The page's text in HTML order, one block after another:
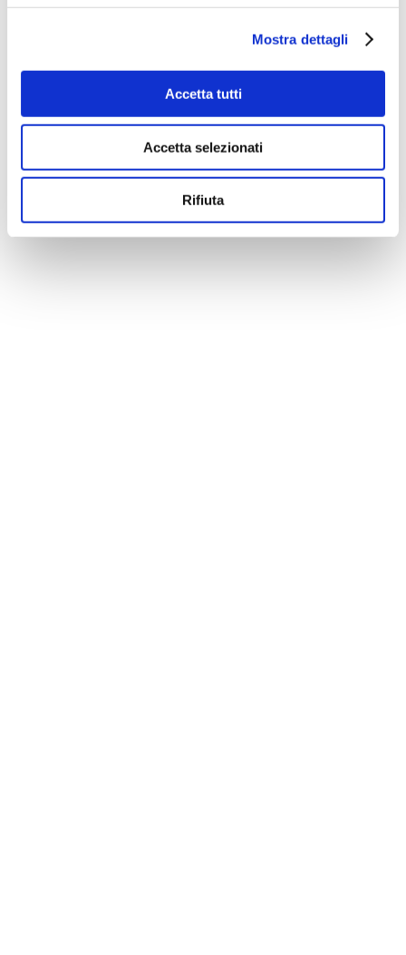
Mostra dettagli
Accetta tutti
Accetta selezionati
Rifiuta